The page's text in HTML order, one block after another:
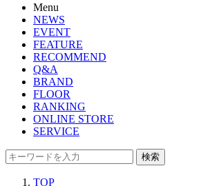
Menu
NEWS
EVENT
FEATURE
RECOMMEND
Q&A
BRAND
FLOOR
RANKING
ONLINE STORE
SERVICE
検索
TOP